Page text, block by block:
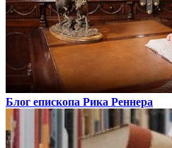
Блог епископа Рика Реннера